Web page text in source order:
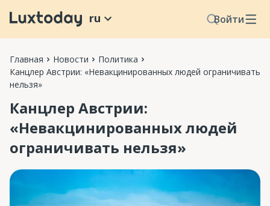
Войти
ru
Главная Новости
Политика
Канцлер Австрии: «Невакцинированных людей ограничивать
нельзя»
Канцлер Австрии:
«Невакцинированных людей
ограничивать нельзя»